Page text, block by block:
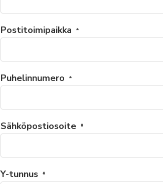
Postitoimipaikka *
Puhelinnumero *
Sähköpostiosoite *
Y-tunnus *